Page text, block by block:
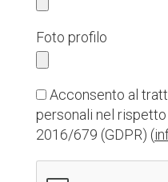
Foto profilo
Acconsento al
personali nel
2016/679 (GDPR) (